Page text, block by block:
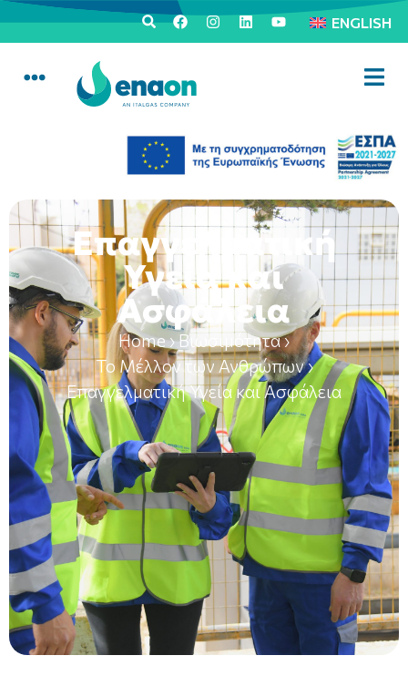
ENGLISH
Επαγγελματική
Υγεία και
Ασφάλεια
Home›Βιωσιμότητα›
Το Μέλλον των Ανθρώπων›
Επαγγελματική Υγεία και Ασφάλεια